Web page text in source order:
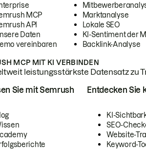
MCP
API
Daten
vereinbaren
Marktanalyse
Lokale SEO
KI-Sentiment der
Backlink-Analyse
MCP MIT KI VERBINDEN
leistungsstärkste Datensatz zu
Sie mit Semrush Entdecken Sie
KI-
SEO-
Website-
Keyword-